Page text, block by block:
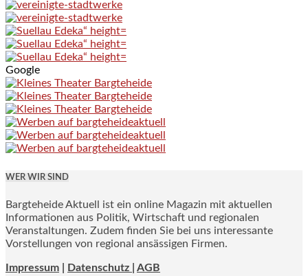
Google
WER WIR SIND
Bargteheide Aktuell ist ein online Magazin mit aktuellen
Informationen aus Politik, Wirtschaft und regionalen
Veranstaltungen. Zudem finden Sie bei uns interessante
Vorstellungen von regional ansässigen Firmen.
Impressum Datenschutz | AGB